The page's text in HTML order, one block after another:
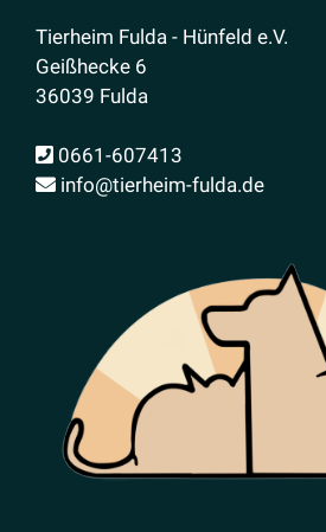
Tierheim Fulda - Hünfeld e.V.
Geißhecke 6
36039 Fulda
0661-607413
info@tierheim-fulda.de